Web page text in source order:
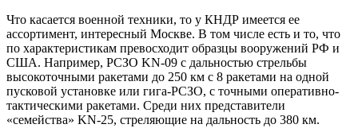
Что касается военной техники, то у КНДР имеется ее
ассортимент, интересный Москве. В том числе есть и то, что
по характеристикам превосходит образцы вооружений РФ и
США. Например, РСЗО KN-09 с дальностью стрельбы
высокоточными ракетами до 250 км с 8 ракетами на одной
пусковой установке или гига-РСЗО, с точными оперативно-
тактическими ракетами. Среди них представители
«семейства» KN-25, стреляющие на дальность до 380 км.